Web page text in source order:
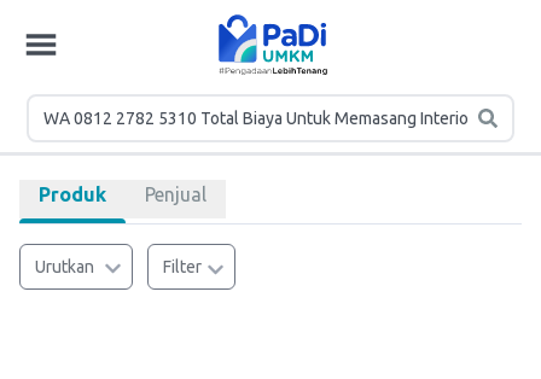
Produk Penjual
Urutkan Filter